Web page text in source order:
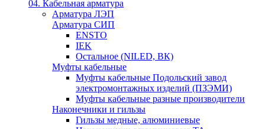
04. Кабельная арматура
Арматура ЛЭП
Арматура СИП
ENSTO
IEK
Остальное (NILED, ВК)
Муфты кабельные
Муфты кабельные Подольский завод
электромонтажных изделий (ПЗЭМИ)
Муфты кабельные разные производители
Наконечники и гильзы
Гильзы медные, алюминиевые